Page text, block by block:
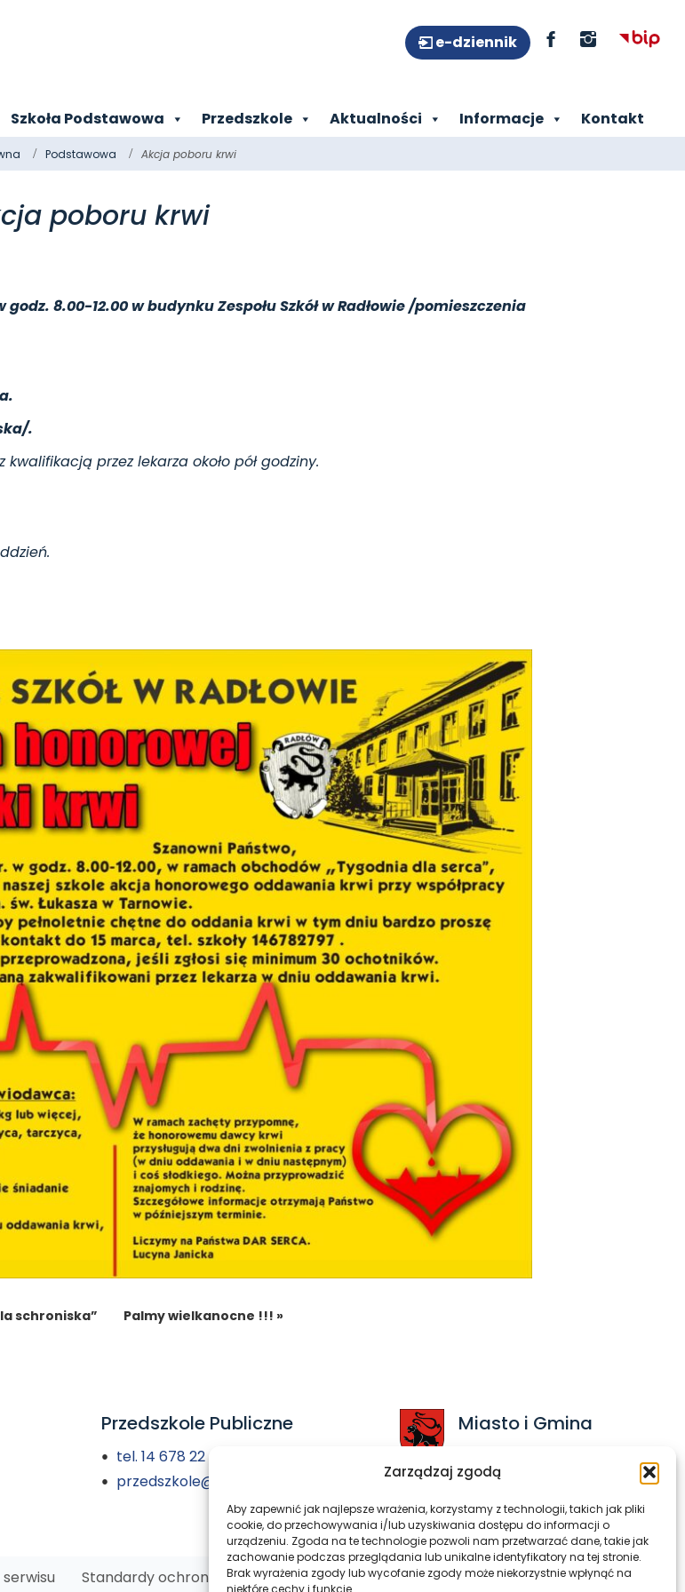
Zarządzaj zgodą
Aby zapewnić jak najlepsze wrażenia, korzystamy z technologii, takich jak pliki
cookie, do przechowywania i/lub uzyskiwania dostępu do informacji o
urządzeniu. Zgoda na te technologie pozwoli nam przetwarzać dane, takie jak
zachowanie podczas przeglądania lub unikalne identyfikatory na tej stronie.
Brak wyrażenia zgody lub wycofanie zgody może niekorzystnie wpłynąć na
niektóre cechy i funkcje.
e-dziennik
Szkoła Podstawowa Przedszkole Aktualności Informacje Kontakt
Podstawowa Akcja poboru krwi
poboru krwi
godz. 8.00-12.00 w budynku Zespołu Szkół w Radłowie /pomieszczenia
.
przez lekarza około pół godziny.
schroniska” Palmy wielkanocne !!! »
Przedszkole Publiczne
tel. 14 678 22 42
przedszkole@zs-radlow.pl
Miasto i Gmina
Standardy ochrony Deklaracja dostępności Kontakt